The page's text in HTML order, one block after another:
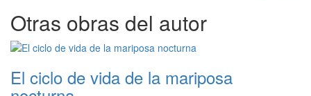
Otras obras del autor
El ciclo de vida de la mariposa